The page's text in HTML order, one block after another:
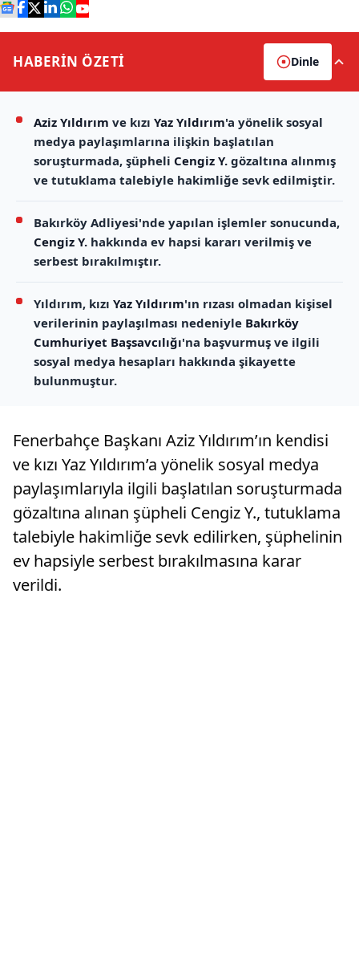
HABERİN ÖZETİ Dinle
Aziz Yıldırım ve kızı Yaz Yıldırım'a yönelik sosyal
medya paylaşımlarına ilişkin başlatılan
soruşturmada, şüpheli Cengiz Y. gözaltına alınmış
ve tutuklama talebiyle hakimliğe sevk edilmiştir.
Bakırköy Adliyesi'nde yapılan işlemler sonucunda,
Cengiz Y. hakkında ev hapsi kararı verilmiş ve
serbest bırakılmıştır.
Yıldırım, kızı Yaz Yıldırım'ın rızası olmadan kişisel
verilerinin paylaşılması nedeniyle Bakırköy
Cumhuriyet Başsavcılığı'na başvurmuş ve ilgili
sosyal medya hesapları hakkında şikayette
bulunmuştur.
Fenerbahçe Başkanı Aziz Yıldırım’ın kendisi
ve kızı Yaz Yıldırım’a yönelik sosyal medya
paylaşımlarıyla ilgili başlatılan soruşturmada
gözaltına alınan şüpheli Cengiz Y., tutuklama
talebiyle hakimliğe sevk edilirken, şüphelinin
ev hapsiyle serbest bırakılmasına karar
verildi.